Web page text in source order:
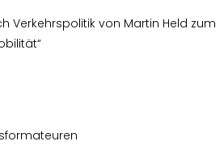
Verkehrspolitik von Martin Held zum